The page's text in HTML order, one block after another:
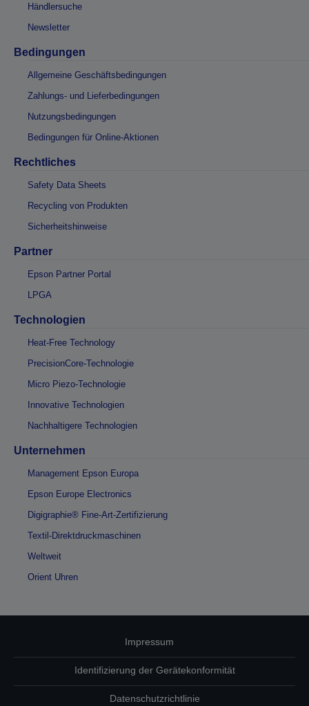
Händlersuche
Newsletter
Bedingungen
Allgemeine Geschäftsbedingungen
Zahlungs- und Lieferbedingungen
Nutzungsbedingungen
Bedingungen für Online-Aktionen
Rechtliches
Safety Data Sheets
Recycling von Produkten
Sicherheitshinweise
Partner
Epson Partner Portal
LPGA
Technologien
Heat-Free Technology
PrecisionCore-Technologie
Micro Piezo-Technologie
Innovative Technologien
Nachhaltigere Technologien
Unternehmen
Management Epson Europa
Epson Europe Electronics
Digigraphie® Fine-Art-Zertifizierung
Textil-Direktdruckmaschinen
Weltweit
Orient Uhren
Impressum
Identifizierung der Gerätekonformität
Datenschutzrichtlinie